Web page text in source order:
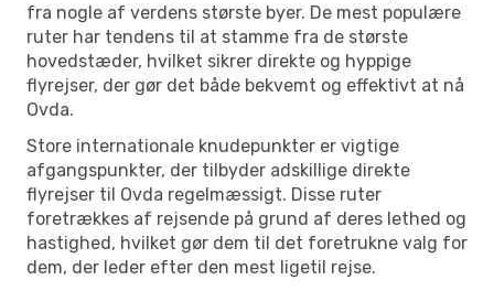
fra nogle af verdens største byer. De mest populære
ruter har tendens til at stamme fra de største
hovedstæder, hvilket sikrer direkte og hyppige
flyrejser, der gør det både bekvemt og effektivt at nå
Ovda.
Store internationale knudepunkter er vigtige
afgangspunkter, der tilbyder adskillige direkte
flyrejser til Ovda regelmæssigt. Disse ruter
foretrækkes af rejsende på grund af deres lethed og
hastighed, hvilket gør dem til det foretrukne valg for
dem, der leder efter den mest ligetil rejse.